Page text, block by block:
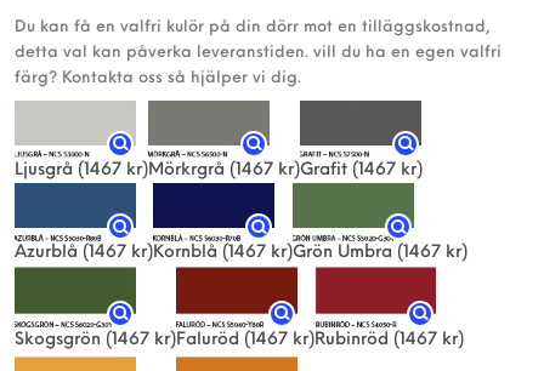
Du kan få en valfri kulör på din dörr mot en tilläggskostnad,
detta val kan påverka leveranstiden. vill du ha en egen valfri
färg? Kontakta oss så hjälper vi dig.
Ljusgrå (1467 kr)Mörkrgrå (1467 kr)Grafit (1467 kr)
Azurblå (1467 kr)Kornblå (1467 kr)Grön Umbra (1467 kr)
Skogsgrön (1467 kr)Faluröd (1467 kr)Rubinröd (1467 kr)